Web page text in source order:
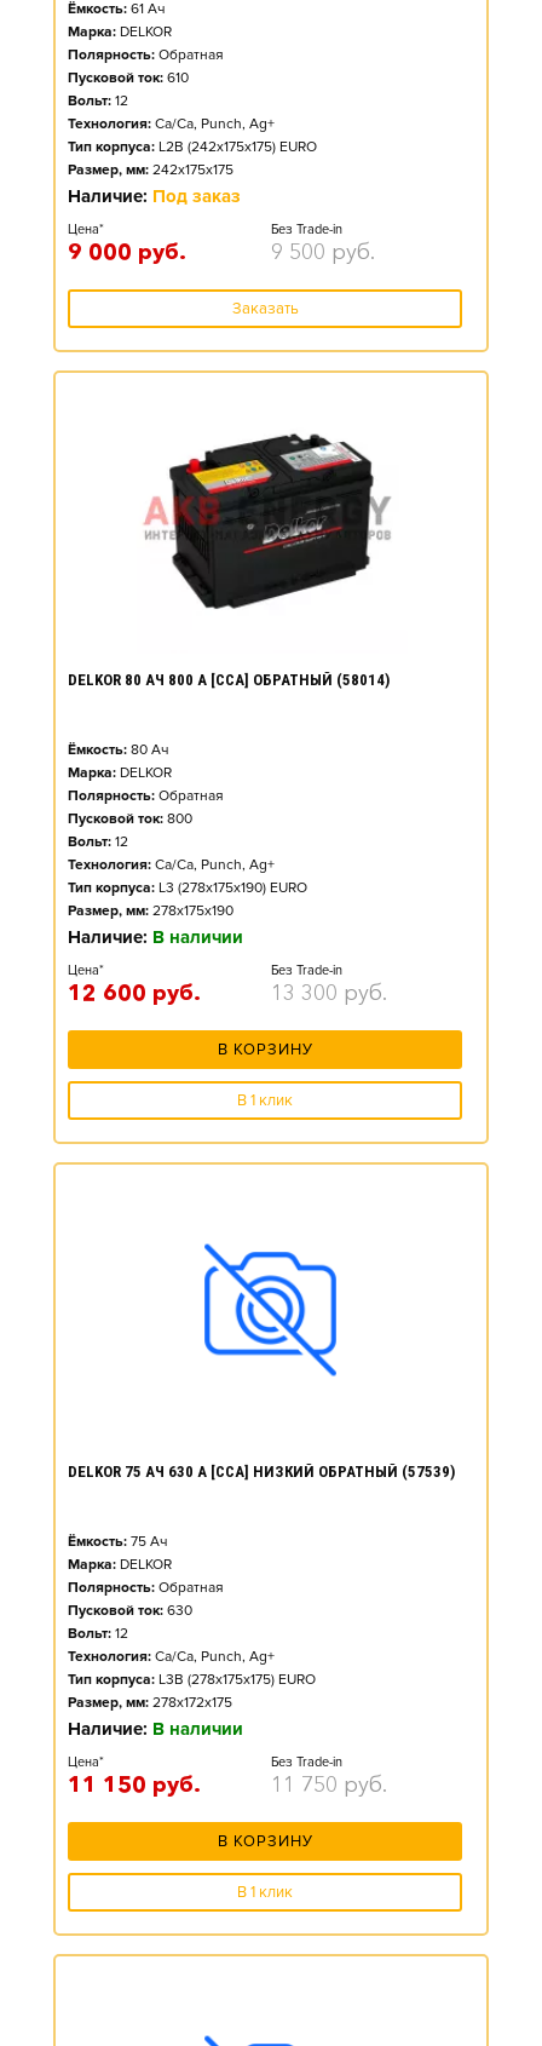
Ёмкость: 61 Ач
Марка: DELKOR
Полярность: Обратная
Пусковой ток: 610
Вольт: 12
Технология: Ca/Ca, Punch, Ag+
Тип корпуса: L2B (242x175x175) EURO
Размер, мм: 242x175x175
Наличие: Под заказ
Цена*
9 000 руб.
Без Trade-in
9 500 руб.
Заказать
DELKOR 80 АЧ 800 А [CCA] ОБРАТНЫЙ (58014)
Ёмкость: 80 Ач
Марка: DELKOR
Полярность: Обратная
Пусковой ток: 800
Вольт: 12
Технология: Ca/Ca, Punch, Ag+
Тип корпуса: L3 (278x175x190) EURO
Размер, мм: 278x175x190
Наличие: В наличии
Цена*
12 600 руб.
Без Trade-in
13 300 руб.
В КОРЗИНУ
В 1 клик
DELKOR 75 АЧ 630 А [CCA] НИЗКИЙ ОБРАТНЫЙ (57539)
Ёмкость: 75 Ач
Марка: DELKOR
Полярность: Обратная
Пусковой ток: 630
Вольт: 12
Технология: Ca/Ca, Punch, Ag+
Тип корпуса: L3B (278x175x175) EURO
Размер, мм: 278x172x175
Наличие: В наличии
Цена*
11 150 руб.
Без Trade-in
11 750 руб.
В КОРЗИНУ
В 1 клик